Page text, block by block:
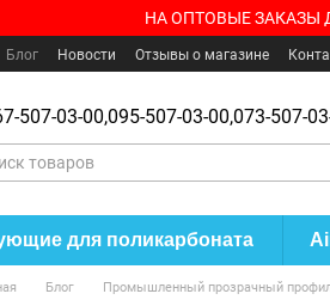
НА ОПТОВЫЕ ЗАКАЗЫ
Блог Новости Отзывы о магазине
507-03-00,095-507-03-00,073-507-
для поликарбоната
Блог Промышленный прозрачный